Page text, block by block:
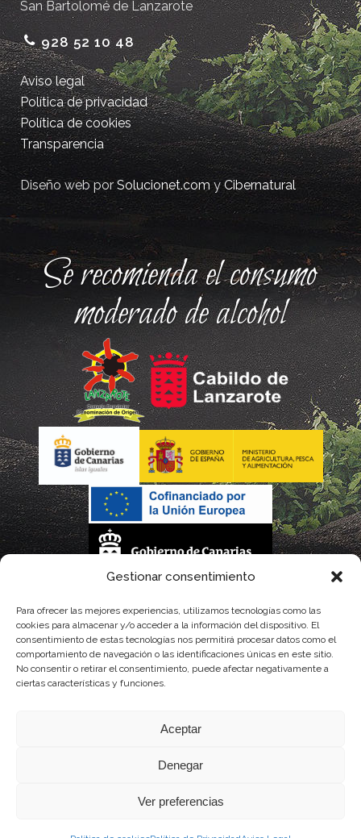
Gestionar consentimiento
Para ofrecer las mejores experiencias, utilizamos tecnologías como las
cookies para almacenar y/o acceder a la información del dispositivo. El
consentimiento de estas tecnologías nos permitirá procesar datos como el
comportamiento de navegación o las identificaciones únicas en este sitio.
No consentir o retirar el consentimiento, puede afectar negativamente a
ciertas características y funciones.
Aceptar
Denegar
Ver preferencias
San Bartolomé de Lanzarote
928 52 10 48
Aviso legal
Política de privacidad
Política de cookies
Transparencia
Diseño web porSolucionet.comyCibernatural
Se recomienda el consumo
moderado de alcohol
parcialmente, por el Gobierno de Canarias
con fondos provenientes del presupuesto de gastos del Instituto Canario de
Calidad Agroalimentaria